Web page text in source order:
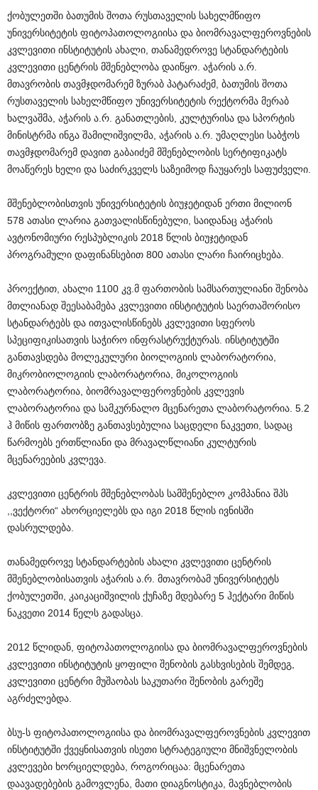
ქობულეთში ბათუმის შოთა რუსთაველის სახელმწიფო
უნივერსიტეტის ფიტოპათოლოგიისა და ბიომრავალფეროვნების
კვლევითი ინსტიტუტის ახალი, თანამედროვე სტანდარტების
კვლევითი ცენტრის მშენებლობა დაიწყო. აჭარის ა.რ.
მთავრობის თავმჯდომარემ ზურაბ პატარაძემ, ბათუმის შოთა
რუსთაველის სახელმწიფო უნივერსიტეტის რექტორმა მერაბ
ხალვაშმა, აჭარის ა.რ. განათლების, კულტურისა და სპორტის
მინისტრმა ინგა შამილიშვილმა, აჭარის ა.რ. უმაღლესი საბჭოს
თავმჯდომარემ დავით გაბაიძემ მშენებლობის სერტიფიკატს
მოაწერეს ხელი და საძირკველს საზეიმოდ ჩაუყარეს საფუძველი.
მშენებლობისთვის უნივერსიტეტის ბიუჯეტიდან ერთი მილიონ
578 ათასი ლარია გათვალისწინებული, საიდანაც აჭარის
ავტონომიური რესპუბლიკის 2018 წლის ბიუჯეტიდან
პროგრამული დაფინანსებით 800 ათასი ლარი ჩაირიცხება.
პროექტით, ახალი 1100 კვ.მ ფართობის სამსართულიანი შენობა
მთლიანად შეესაბამება კვლევითი ინსტიტუტის საერთაშორისო
სტანდარტებს და ითვალისწინებს კვლევითი სფეროს
სპეციფიკისათვის საჭირო ინფრასტრუქტურას. ინსტიტუტში
განთავსდება მოლეკულური ბიოლოგიის ლაბორატორია,
მიკრობიოლოგიის ლაბორატორია, მიკოლოგიის
ლაბორატორია, ბიომრავალფეროვნების კვლევის
ლაბორატორია და სამკურნალო მცენარეთა ლაბორატორია. 5.2
ჰ მიწის ფართობზე განთავსებულია საცდელი ნაკვეთი, სადაც
წარმოებს ერთწლიანი და მრავალწლიანი კულტურის
მცენარეების კვლევა.
კვლევითი ცენტრის მშენებლობას სამშენებლო კომპანია შპს
,,ვექტორი“ ახორციელებს და იგი 2018 წლის ივნისში
დასრულდება.
თანამედროვე სტანდარტების ახალი კვლევითი ცენტრის
მშენებლობისათვის აჭარის ა.რ. მთავრობამ უნივერსიტეტს
ქობულეთში, კაიკაციშვილის ქუჩაზე მდებარე 5 ჰექტარი მიწის
ნაკვეთი 2014 წელს გადასცა.
2012 წლიდან, ფიტოპათოლოგიისა და ბიომრავალფეროვნების
კვლევითი ინსტიტუტის ყოფილი შენობის გასხვისების შემდეგ,
კვლევითი ცენტრი მუშაობას საკუთარი შენობის გარეშე
აგრძელებდა.
ბსუ-ს ფიტოპათოლოგიისა და ბიომრავალფეროვნების კვლევით
ინსტიტუტში ქვეყნისათვის ისეთი სტრატეგიული მნიშვნელობის
კვლევები ხორციელდება, როგორიცაა: მცენარეთა
დაავადებების გამოვლენა, მათი დიაგნოსტიკა, მავნებლობის